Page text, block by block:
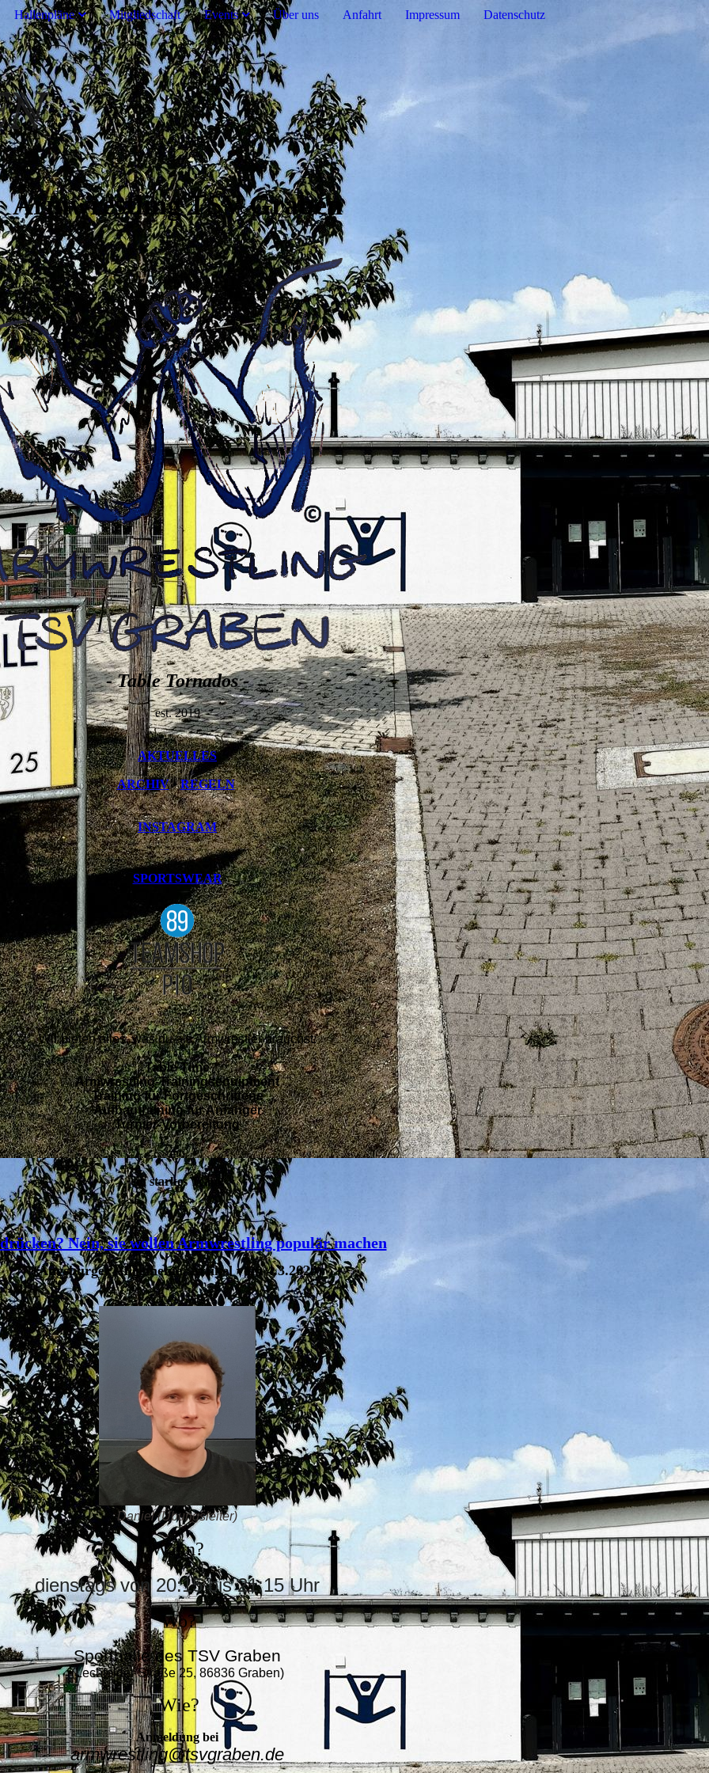
Hallenpläne Mitgliedschaft Events Über uns Anfahrt Impressum Datenschutz
Armwrestling TSV Graben
- Table Tornados -
est. 2019
AKTUELLES
ARCHIV•REGELN
INSTAGRAM
SPORTSWEAR
Wir bieten alles, was du als Armwrestler brauchst:
Table Time
Armwrestling-Trainingsequipment
Training für Fortgeschrittene
Aufbautraining für Anfänger
Turnier-Vorbereitung
und
ein starkes Team!
Nein, sie wollen Armwrestling populär machen
(Augsburger Allgemeine, Artikel vom 4.3.2020)
Daniel (Übungsleiter)
Wann?
dienstags von 20:15 bis 21:15 Uhr
Wo?
Sporthalle des TSV Graben
(Lechfelder Straße 25, 86836 Graben)
Wie?
Anmeldung bei
armwrestling@tsvgraben.de